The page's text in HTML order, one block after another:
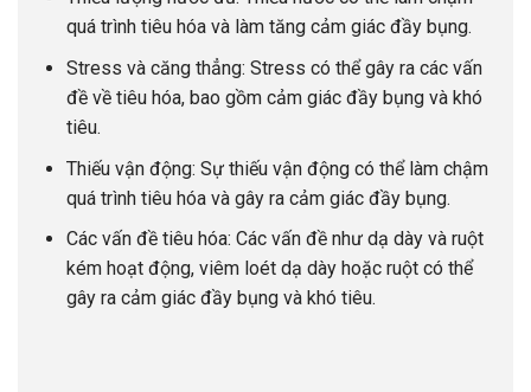
quá trình tiêu hóa và làm tăng cảm giác đầy bụng.
Stress và căng thẳng: Stress có thể gây ra các vấn
đề về tiêu hóa, bao gồm cảm giác đầy bụng và khó
tiêu.
Thiếu vận động: Sự thiếu vận động có thể làm chậm
quá trình tiêu hóa và gây ra cảm giác đầy bụng.
Các vấn đề tiêu hóa: Các vấn đề như dạ dày và ruột
kém hoạt động, viêm loét dạ dày hoặc ruột có thể
gây ra cảm giác đầy bụng và khó tiêu.